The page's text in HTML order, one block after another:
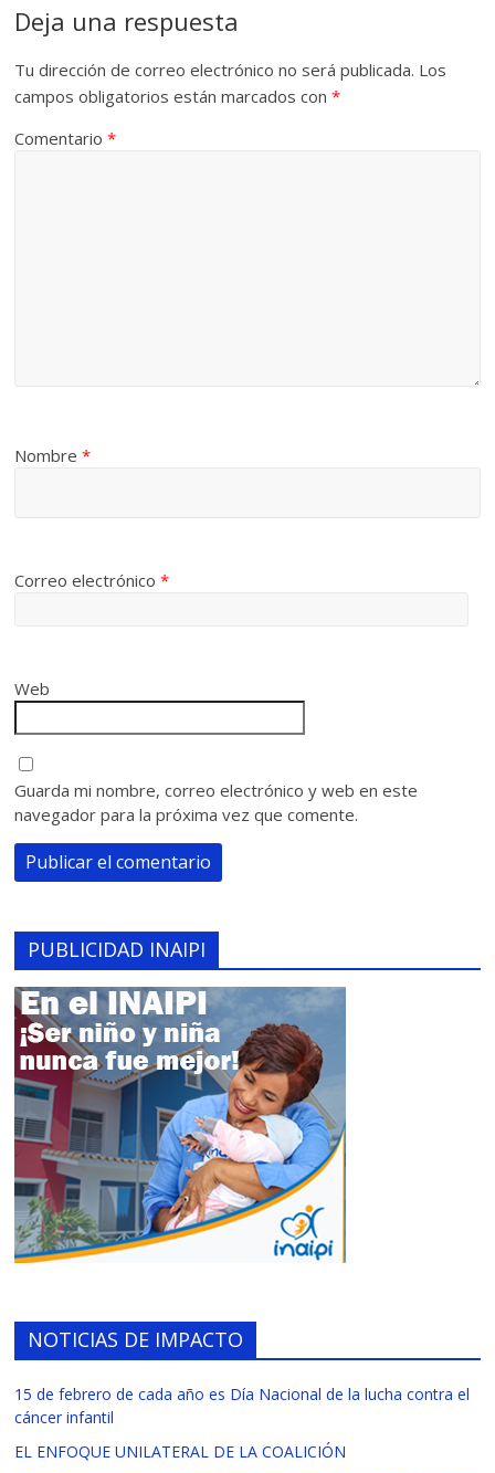
Deja una respuesta
Tu dirección de correo electrónico no será publicada. Los
campos obligatorios están marcados con*
Comentario*
Nombre*
Correo electrónico*
Web
Guarda mi nombre, correo electrónico y web en este
navegador para la próxima vez que comente.
PUBLICIDAD INAIPI
NOTICIAS DE IMPACTO
15 de febrero de cada año es Día Nacional de la lucha contra el
cáncer infantil
EL ENFOQUE UNILATERAL DE LA COALICIÓN